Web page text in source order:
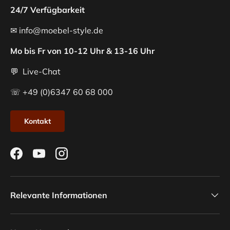
24/7 Verfügbarkeit
✉ info@moebel-style.de
Mo bis Fr von 10-12 Uhr & 13-16 Uhr
💬 Live-Chat
☏ +49 (0)6347 60 68 000
Kontakt
FacebookYouTubeInstagram
Relevante Informationen